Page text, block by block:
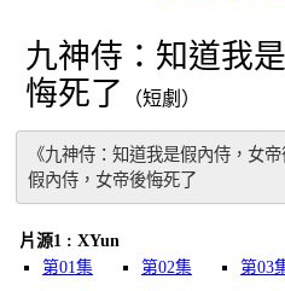
九神侍：知道我
悔死了
（短劇）
《九神侍：知道我是假內侍，女
假內侍，女帝後悔死了
片源1 : XYun
第01集
第02集 第03